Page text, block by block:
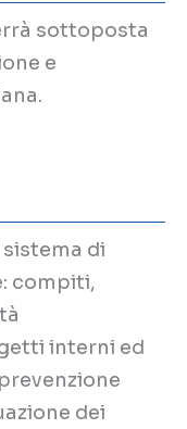
sottoposta
e
di
compiti,
interni ed
dei